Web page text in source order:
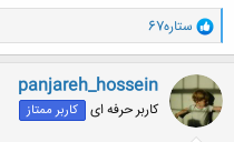
و
ا
ک
ن
ش
ه
ا
ستاره67
panjareh_hossein
کاربر حرفه ای کاربر ممتاز